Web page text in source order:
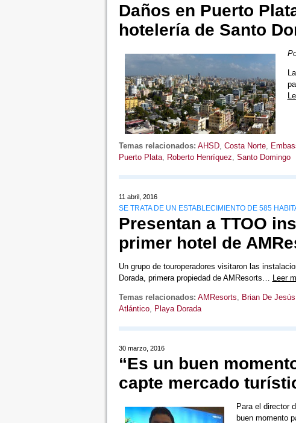
Daños en Puerto
hotelería de Santo
Temas relacionados: AHSD, Costa Norte,
Puerto Plata, Roberto Henríquez Santo Domingo
11 abril, 2016
SE TRATA DE UN ESTABLECIMIENTO DE 585
Presentan a TTOO
primer hotel de
Un grupo de touroperadores visitaron las
Dorada, primera propiedad de AMResorts…
Leer
Temas relacionados: AMResorts Brian De Jesús
Atlántico, Playa Dorada
30 marzo, 2016
“Es un buen
capte mercado
Para el director
buen momento